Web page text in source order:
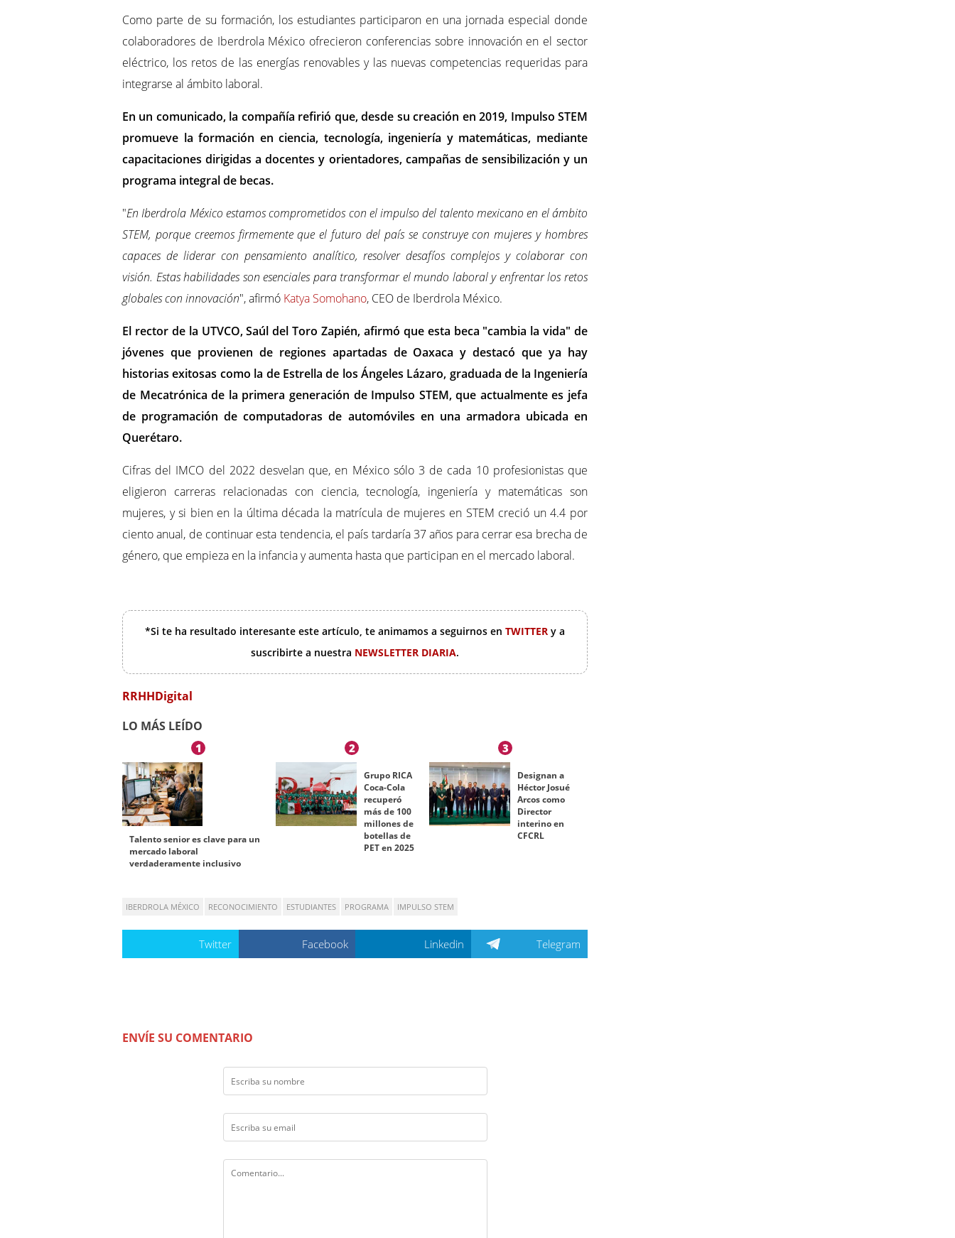
Como parte de su formación, los estudiantes participaron en una jornada especial donde
colaboradores de Iberdrola México ofrecieron conferencias sobre innovación en el sector
eléctrico, los retos de las energías renovables y las nuevas competencias requeridas para
integrarse al ámbito laboral.
En un comunicado, la compañía refirió que, desde su creación en 2019, Impulso STEM
promueve la formación en ciencia, tecnología, ingeniería y matemáticas, mediante
capacitaciones dirigidas a docentes y orientadores, campañas de sensibilización y un
programa integral de becas.
"En Iberdrola México estamos comprometidos con el impulso del talento mexicano en el ámbito
STEM, porque creemos firmemente que el futuro del país se construye con mujeres y hombres
capaces de liderar con pensamiento analítico, resolver desafíos complejos y colaborar con
visión. Estas habilidades son esenciales para transformar el mundo laboral y enfrentar los retos
globales con innovación", afirmó Katya Somohano, CEO de Iberdrola México.
El rector de la UTVCO, Saúl del Toro Zapién, afirmó que esta beca "cambia la vida" de
jóvenes que provienen de regiones apartadas de Oaxaca y destacó que ya hay
historias exitosas como la de Estrella de los Ángeles Lázaro, graduada de la Ingeniería
de Mecatrónica de la primera generación de Impulso STEM, que actualmente es jefa
de programación de computadoras de automóviles en una armadora ubicada en
Querétaro.
Cifras del IMCO del 2022 desvelan que, en México sólo 3 de cada 10 profesionistas que
eligieron carreras relacionadas con ciencia, tecnología, ingeniería y matemáticas son
mujeres, y si bien en la última década la matrícula de mujeres en STEM creció un 4.4 por
ciento anual, de continuar esta tendencia, el país tardaría 37 años para cerrar esa brecha de
género, que empieza en la infancia y aumenta hasta que participan en el mercado laboral.
*Si te ha resultado interesante este artículo, te animamos a seguirnos en TWITTER y a
suscribirte a nuestra NEWSLETTER DIARIA.
RRHHDigital
LO MÁS LEÍDO
1
Talento senior es clave para un
mercado laboral
verdaderamente inclusivo
2
Grupo RICA
Coca-Cola
recuperó
más de 100
millones de
botellas de
PET en 2025
3
Designan a
Héctor Josué
Arcos como
Director
interino en
CFCRL
IBERDROLA MÉXICO RECONOCIMIENTO ESTUDIANTES PROGRAMA IMPULSO STEM
Twitter Facebook Linkedin Telegram
ENVÍE SU COMENTARIO